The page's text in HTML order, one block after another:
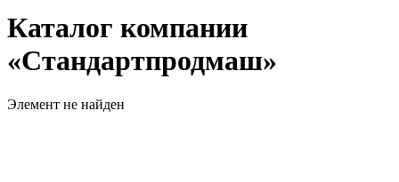
Каталог компании
«Стандартпродмаш»
Элемент не найден